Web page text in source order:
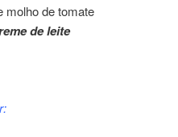
molho de tomate
de leite